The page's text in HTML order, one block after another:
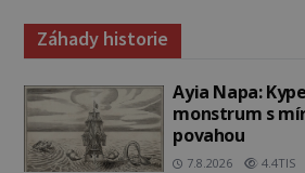
Záhady historie
Ayia Napa:
monstrum s
povahou
7.8.2026 4.4TIS